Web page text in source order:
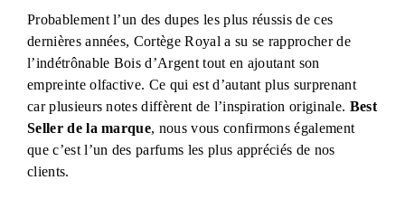
Probablement l’un des dupes les plus réussis de ces
dernières années, Cortège Royal a su se rapprocher de
l’indétrônable Bois d’Argent tout en ajoutant son
empreinte olfactive. Ce qui est d’autant plus surprenant
car plusieurs notes diffèrent de l’inspiration originale. Best
Seller de la marque, nous vous confirmons également
que c’est l’un des parfums les plus appréciés de nos
clients.